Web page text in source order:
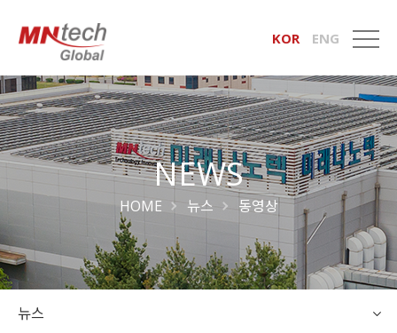
KOR ENG
NEWS
HOME 뉴스 동영상
뉴스